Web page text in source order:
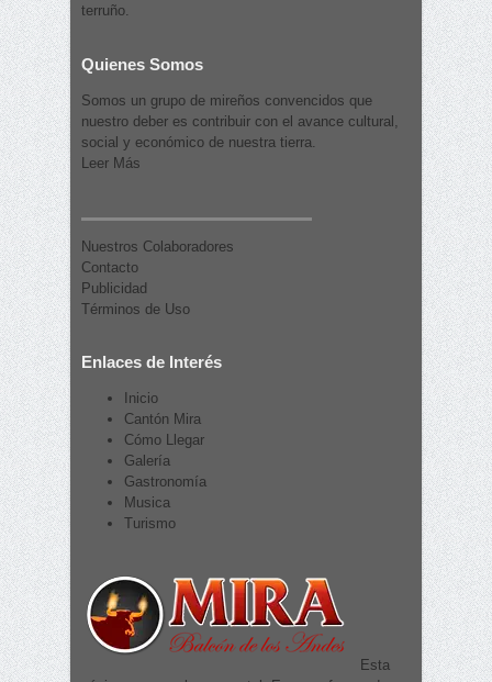
terruño.
Quienes Somos
Somos un grupo de mireños convencidos que
nuestro deber es contribuir con el avance cultural,
social y económico de nuestra tierra.
Leer Más
Nuestros Colaboradores
Contacto
Publicidad
Términos de Uso
Enlaces de Interés
Inicio
Cantón Mira
Cómo Llegar
Galería
Gastronomía
Musica
Turismo
Esta